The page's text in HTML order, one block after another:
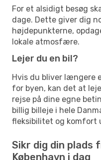
For et alsidigt besøg
dage. Dette giver dig
højdepunkterne,
lokale atmosfære.
Lejer du en bil?
Hvis du bliver længere
for byen, kan det at
rejse på dine egne
billig billeje i hele
fleksibilitet og komfort
Sikr dig din plads
København i dag